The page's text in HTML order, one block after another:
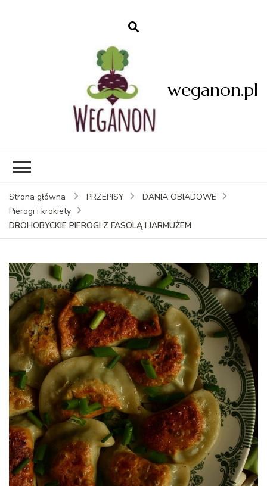
weganon.pl
Strona główna PRZEPISY
DANIA OBIADOWE
Pierogi i krokiety
DROHOBYCKIE PIEROGI Z FASOLĄ I JARMUŻEM